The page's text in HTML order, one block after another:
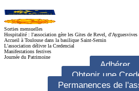
Sorties mensuelles
Hospitalité : l'association gère les Gites de Revel, d'Ayguesvives
Accueil à Toulouse dans la basilique Saint-Sernin
L'association délivre la Credencial
Manifestations festives
Journée du Patrimoine
Adhérer
Obtenir une
Permanences de